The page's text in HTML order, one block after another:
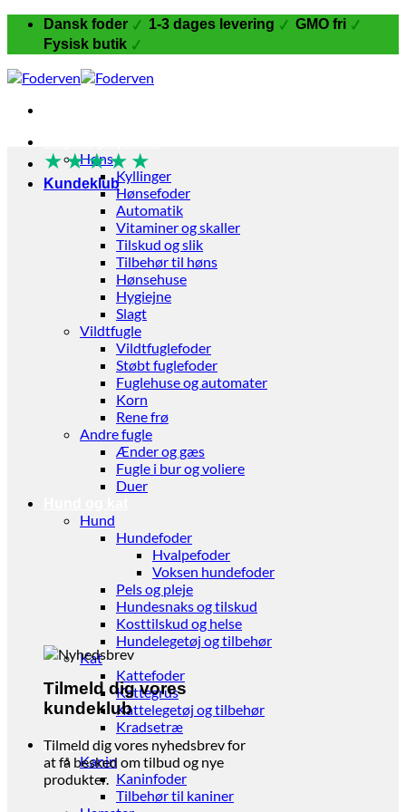
Fortsæt
indhold
Dansk foder 1-3 dages levering
GMO fri
Fysisk butik
Høns
Kyllinger
Hønsefoder
Automatik
Vitaminer og skaller
Tilskud og slik
Tilbehør til høns
Hønsehuse
Hygiejne
Slagt
Vildtfugle
Vildtfuglefoder
Støbt fuglefoder
Fuglehuse og automater
Korn
Rene frø
Andre fugle
Ænder og gæs
Fugle i bur og voliere
Duer
Hund
Hundefoder
Hvalpefoder
Voksen hundefoder
Pels og pleje
Hundesnaks og tilskud
Kosttilskud og helse
Hundelegetøj og tilbehør
Kat
Kattefoder
Kattegrus
Kattelegetøj og tilbehør
Kradsetræ
Gnaver
Kanin
Kaninfoder
Tilbehør til kaniner
★★★★ ★
Kundeklub
Tilmeld dig vores
kundeklub
Tilmeld dig vores nyhedsbrev for
at få besked om tilbud og nye
produkter.